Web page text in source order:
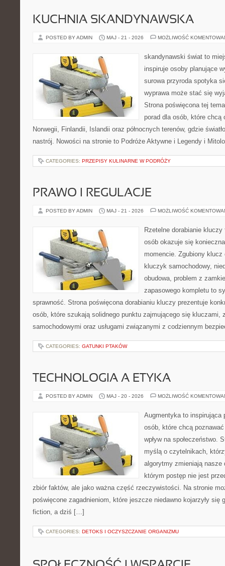
KUCHNIA SKANDYNAWSKA
POSTED BY ADMIN MAJ - 21 - 2026 MOŻLIWOŚĆ
skandynawski świat to
inspiruje osoby planujące
surowa przyroda spotyka
wyprawa może stać się
Strona poświęcona tej
porad dla osób, które chcą
Norwegii, Finlandii, Islandii oraz północnych terenów, gdzie
nastrój. Nowości na stronie to Podróże Aktywne i Legendy i
CATEGORIES: PRZEPISY KULINARNE W PODRÓŻY
PRAWO I REGULACJE
POSTED BY ADMIN MAJ - 21 - 2026 MOŻLIWOŚĆ
Rzetelne dorabianie kluczy
osób okazuje się
momencie. Zgubiony
kluczyk samochodowy,
obudowa, problem z
zapasowego kompletu to
sprawność. Strona poświęcona dorabianiu kluczy prezentuje
osób, które szukają solidnego punktu zajmującego się kluczami,
samochodowymi oraz usługami związanymi z codziennym
CATEGORIES: GATUNKI PTAKÓW
TECHNOLOGIA A ETYKA
POSTED BY ADMIN MAJ - 20 - 2026 MOŻLIWOŚĆ
Augmentyka to inspirująca
osób, które chcą
wpływ na społeczeństwo.
myślą o czytelnikach,
algorytmy zmieniają nasze
którym postęp nie jest
zbiór faktów, ale jako ważna część rzeczywistości. Na stronie
poświęcone zagadnieniom, które jeszcze niedawno kojarzyły się
fiction, a dziś […]
CATEGORIES: DETOKS I OCZYSZCZANIE ORGANIZMU